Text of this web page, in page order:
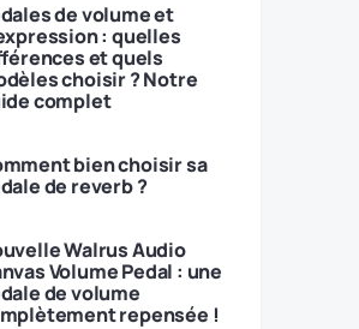
de volume et
: quelles
et quels
choisir ? Notre
complet
bien choisir sa
de reverb ?
Walrus Audio
Volume Pedal : une
de volume
repensée !